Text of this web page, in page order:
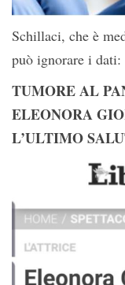
Schillaci, che è
può ignorare i dati:
TUMORE AL
ELEONORA
L’ULTIMO